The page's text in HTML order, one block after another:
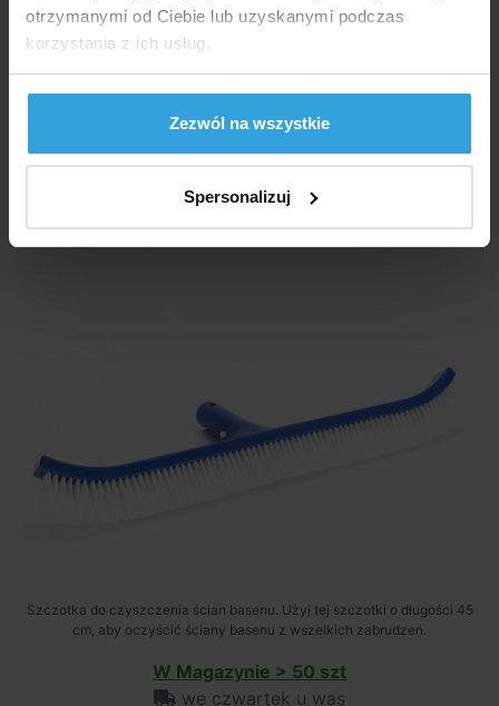
otrzymanymi od Ciebie lub uzyskanymi podczas
korzystania z ich usług.
Zezwól na wszystkie
Spersonalizuj
Parametry
Produkty alternatywne
Szczotka do basenu duża
Szczotka do czyszczenia ścian basenu. Użyj tej szczotki o długości 45
cm, aby oczyścić ściany basenu z wszelkich zabrudzeń.
W Magazynie > 50 szt
we czwartek u was